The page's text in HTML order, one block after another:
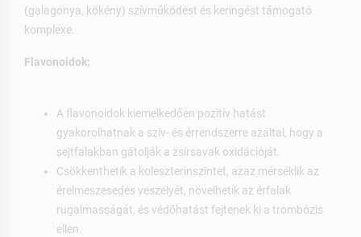
(galagonya, kökény) szívműködést és keringést támogató
komplexe.
Flavonoidok:
A flavonoidok kiemelkedően pozitív hatást
gyakorolhatnak a szív- és érrendszerre azáltal, hogy a
sejtfalakban gátolják a zsírsavak oxidációját.
Csökkenthetik a koleszterinszintet, azaz mérséklik az
érelmeszesedés veszélyét, növelhetik az érfalak
rugalmasságát, és védőhatást fejtenek ki a trombózis
ellen.